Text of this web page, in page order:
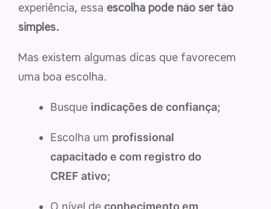
experiência, essa escolha pode não ser tão
simples.
Mas existem algumas dicas que favorecem
uma boa escolha.
Busque indicações de confiança;
Escolha um profissional
capacitado e com registro do
CREF ativo;
O nível de conhecimento em